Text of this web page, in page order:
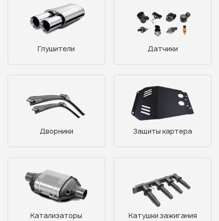
Глушители Датчики
Дворники Защиты картера
Катализаторы Катушки зажигания